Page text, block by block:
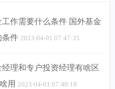
作需要什么条件 国外基金
条件 2023-04-01 07:47:35
理和专户投资经理有啥区
用 2023-04-01 07:49:18